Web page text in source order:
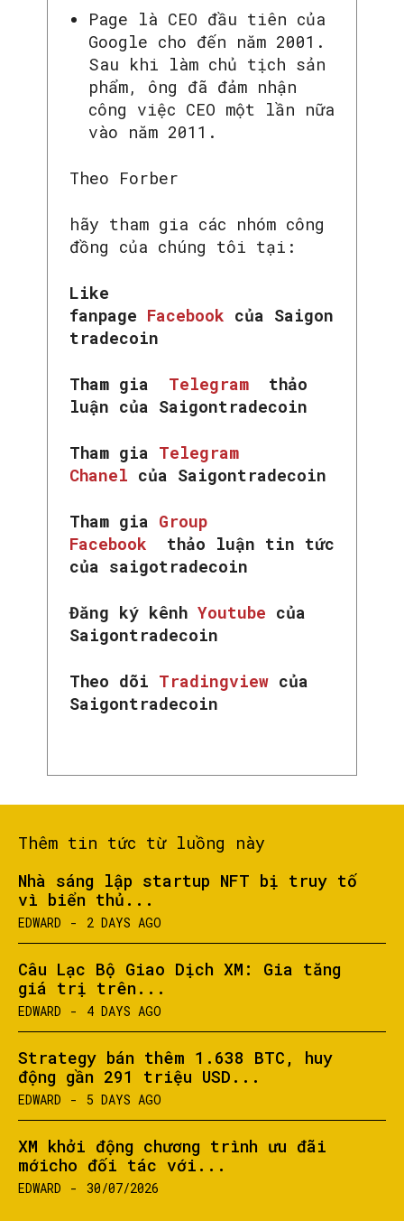
Page là CEO đầu tiên của
Google cho đến năm 2001.
Sau khi làm chủ tịch sản
phẩm, ông đã đảm nhận
công việc CEO một lần nữa
vào năm 2011.
Theo Forber
hãy tham gia các nhóm công
đồng của chúng tôi tại:
Like
fanpage Facebook của Saigon
tradecoin
Tham gia Telegram
thảo
luận của Saigontradecoin
Tham gia Telegram
Chanel của Saigontradecoin
Tham gia Group
Facebook
thảo luận tin tức
của saigotradecoin
Đăng ký kênh Youtube của
Saigontradecoin
Theo dõi Tradingview của
Saigontradecoin
Thêm tin tức từ luồng này
Nhà sáng lập startup NFT bị truy tố
vì biển thủ...
EDWARD - 2 DAYS AGO
Câu Lạc Bộ Giao Dịch XM: Gia tăng
giá trị trên...
EDWARD - 4 DAYS AGO
Strategy bán thêm 1.638 BTC, huy
động gần 291 triệu USD...
EDWARD - 5 DAYS AGO
XM khởi động chương trình ưu đãi
mớicho đối tác với...
EDWARD - 30/07/2026